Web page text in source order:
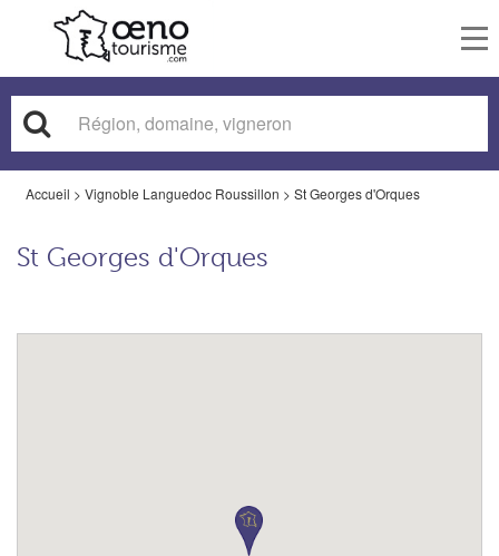
Accueil > Vignoble Languedoc Roussillon > St Georges d'Orques
St Georges d'Orques